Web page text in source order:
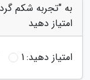
به "تجربه شکم
امتیاز دهید
امتیاز دهید:1